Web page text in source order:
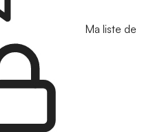
Ma liste de